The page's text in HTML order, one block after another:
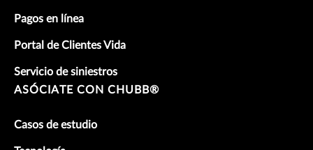
Pagos en línea
Portal de Clientes Vida
Servicio de siniestros
ASÓCIATE CON CHUBB®
Casos de estudio